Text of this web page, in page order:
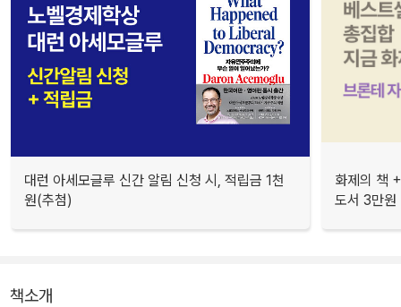
대런 아세모글루 신간 알림 신청 시, 적립금 1천
원(추첨)
화제의 책
도서 3만원
책소개